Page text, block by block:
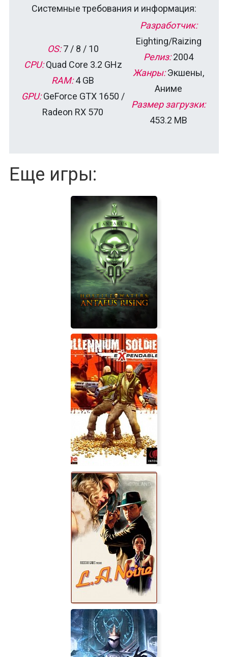
Системные требования и информация:
OS:7 / 8 / 10
CPU:Quad Core 3.2 GHz
RAM:4 GB
GPU:GeForce GTX 1650 /
Radeon RX 570
Разработчик:
Eighting/Raizing
Релиз:2004
Жанры:Экшены,
Аниме
Размер загрузки:
453.2 MB
Еще игры:
Hostile Waters: Antaeus Rising
Millenium Soldier Expendable